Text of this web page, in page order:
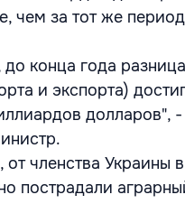
чем за тот же
до конца года
и экспорта)
долларов", -
членства Украины
пострадали